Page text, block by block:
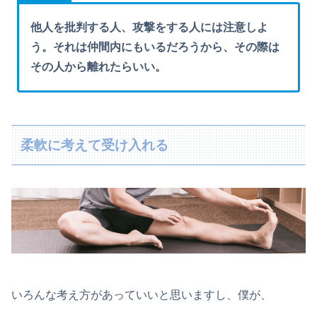
他人を批判する人、攻撃をする人には注意しよ
う。それは仲間内にもいるだろうから、その際は
その人から離れたらいい。
柔軟に考えて受け入れる
いろんな考え方があっていいと思いますし、僕が、